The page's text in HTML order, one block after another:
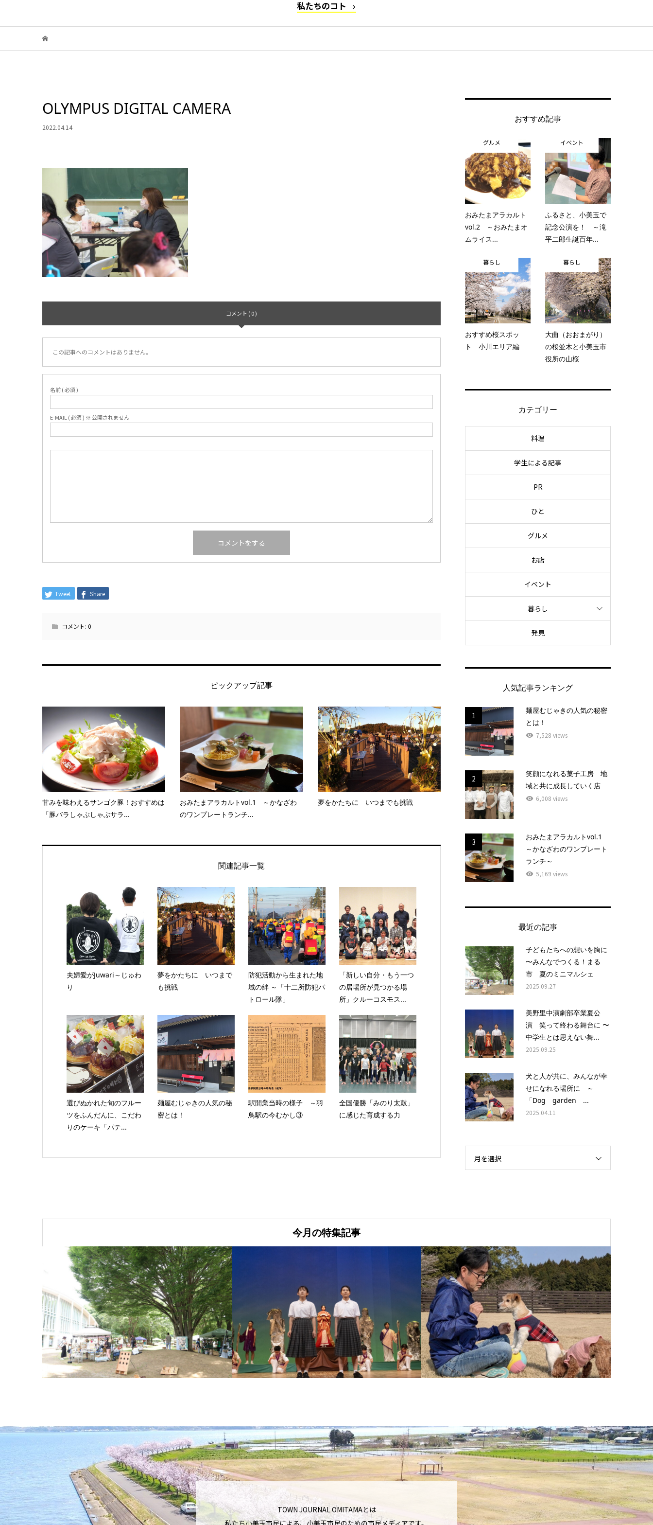
私たちのコト
OLYMPUS DIGITAL CAMERA
2022.04.14
コメント ( 0 )
この記事へのコメントはありません。
名前 ( 必須 )
E-MAIL ( 必須 ) ※ 公開されません
Tweet Share
コメント: 0
ピックアップ記事
甘みを味わえるサンゴク豚！おすすめは
「豚バラしゃぶしゃぶサラ...
おみたまアラカルトvol.1 ～かなざわ
のワンプレートランチ...
夢をかたちに いつまでも挑戦
関連記事一覧
夫婦愛がJuwari～じゅわ
り
夢をかたちに いつまで
も挑戦
防犯活動から生まれた地
域の絆 ～「十二所防犯パ
トロール隊」
「新しい自分・もう一つ
の居場所が見つかる場
所」クルーコスモス...
選びぬかれた旬のフルー
ツをふんだんに、こだわ
りのケーキ「パテ...
麺屋むじゃきの人気の秘
密とは！
駅開業当時の様子 ～羽
鳥駅の今むかし③
全国優勝「みのり太鼓」
に感じた育成する力
おすすめ記事
グルメ
おみたまアラカルト
vol.2 ～おみたまオ
ムライス...
イベント
ふるさと、小美玉で
記念公演を！ ～滝
平二郎生誕百年...
暮らし
おすすめ桜スポッ
ト 小川エリア編
暮らし
大曲（おおまがり）
の桜並木と小美玉市
役所の山桜
カテゴリー
料理
学生による記事
PR
ひと
グルメ
お店
イベント
暮らし
発見
人気記事ランキング
1
麺屋むじゃきの人気の秘密
とは！
7,528 views
2
笑顔になれる菓子工房 地
域と共に成長していく店
6,008 views
3
おみたまアラカルトvol.1
～かなざわのワンプレート
ランチ～
5,169 views
最近の記事
子どもたちへの想いを胸に
〜みんなでつくる！まる
市 夏のミニマルシェ
2025.09.27
美野里中演劇部卒業夏公
演 笑って終わる舞台に 〜
中学生とは思えない舞...
2025.09.25
犬と人が共に、みんなが幸
せになれる場所に ～
「Dog garden ...
2025.04.11
月を選択
今月の特集記事
TOWN JOURNAL OMITAMAとは